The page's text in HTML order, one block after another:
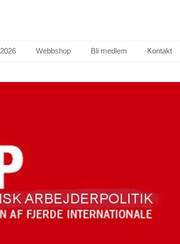
Webbshop Bli medlem Kontakt